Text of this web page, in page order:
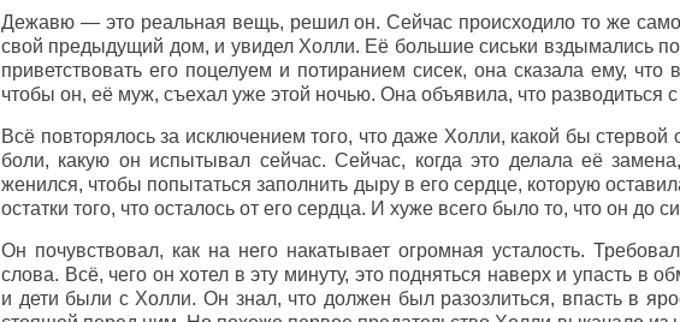
Дежавю — это реальная вещь, решил он. Сейчас происходило то же
свой предыдущий дом, и увидел Холли. Её большие сиськи вздымались
приветствовать его поцелуем и потиранием сисек, она сказала ему, что
чтобы он, её муж, съехал уже этой ночью. Она объявила, что разводиться
Всё повторялось за исключением того, что даже Холли, какой бы
боли, какую он испытывал сейчас. Сейчас, когда это делала её
женился, чтобы попытаться заполнить дыру в его сердце, которую
остатки того, что осталось от его сердца. И хуже всего было то, что он до
Он почувствовал, как на него накатывает огромная усталость.
слова. Всё, чего он хотел в эту минуту, это подняться наверх и упасть в
и дети были с Холли. Он знал, что должен был разозлиться, впасть в